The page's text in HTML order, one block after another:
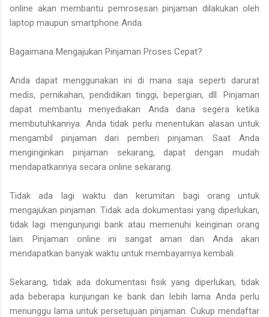
online akan membantu pemrosesan pinjaman dilakukan oleh
laptop maupun smartphone Anda.
Bagaimana Mengajukan Pinjaman Proses Cepat?
Anda dapat menggunakan ini di mana saja seperti darurat
medis, pernikahan, pendidikan tinggi, bepergian, dll. Pinjaman
dapat membantu menyediakan Anda dana segera ketika
membutuhkannya. Anda tidak perlu menentukan alasan untuk
mengambil pinjaman dari pemberi pinjaman. Saat Anda
menginginkan pinjaman sekarang, dapat dengan mudah
mendapatkannya secara online sekarang.
Tidak ada lagi waktu dan kerumitan bagi orang untuk
mengajukan pinjaman. Tidak ada dokumentasi yang diperlukan,
tidak lagi mengunjungi bank atau memenuhi keinginan orang
lain. Pinjaman online ini sangat aman dan Anda akan
mendapatkan banyak waktu untuk membayarnya kembali.
Sekarang, tidak ada dokumentasi fisik yang diperlukan, tidak
ada beberapa kunjungan ke bank dan lebih lama Anda perlu
menunggu lama untuk persetujuan pinjaman. Cukup mendaftar